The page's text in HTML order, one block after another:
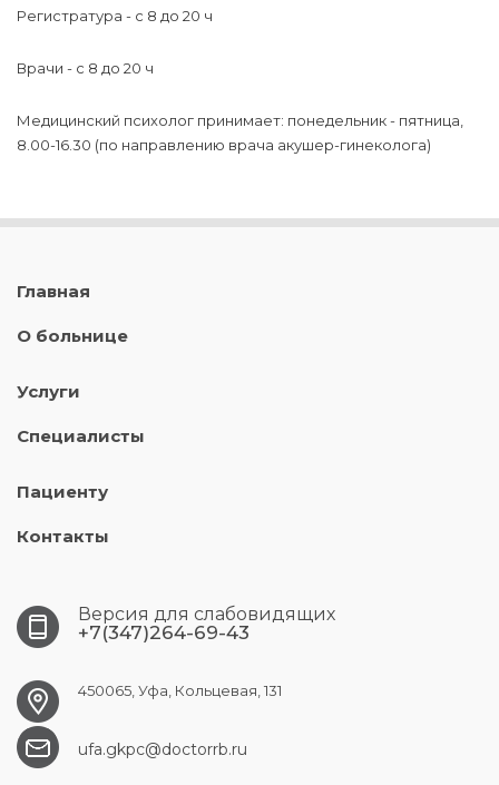
Регистратура - c 8 до 20 ч
Врачи - с 8 до 20 ч
Медицинский психолог принимает: понедельник - пятница,
8.00-16.30 (по направлению врача акушер-гинеколога)
Главная
О больнице
Услуги
Специалисты
Пациенту
Контакты
Версия для слабовидящих
+7(347)264-69-43
450065, Уфа, Кольцевая, 131
ufa.gkpc@doctorrb.ru